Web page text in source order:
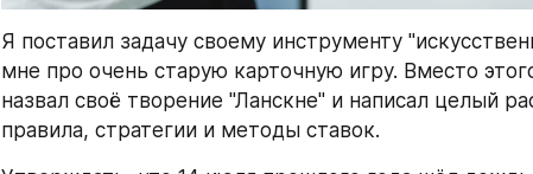
Я поставил задачу своему инструменту
мне про очень старую карточную игру. Вместо
назвал своё творение "Ланскне" и написал целый
правила, стратегии и методы ставок.